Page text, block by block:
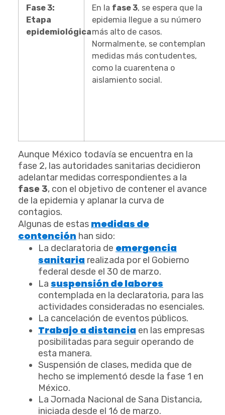
Fase 3:
Etapa
epidemiológica
En la fase 3, se espera que la
epidemia llegue a su número
más alto de casos.
Normalmente, se contemplan
medidas más contudentes,
como la cuarentena o
aislamiento social.
Aunque México todavía se encuentra en la
fase 2, las autoridades sanitarias decidieron
adelantar medidas correspondientes a la
fase 3, con el objetivo de contener el avance
de la epidemia y aplanar la curva de
contagios.
Algunas de estas medidas de
contención han sido:
La declaratoria de emergencia
sanitaria realizada por el Gobierno
federal desde el 30 de marzo.
La suspensión de labores
contemplada en la declaratoria, para las
actividades consideradas no esenciales.
La cancelación de eventos públicos.
Trabajo a distancia en las empresas
posibilitadas para seguir operando de
esta manera.
Suspensión de clases, medida que de
hecho se implementó desde la fase 1 en
México.
La Jornada Nacional de Sana Distancia,
iniciada desde el 16 de marzo.